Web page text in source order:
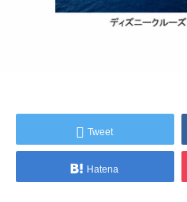
Tweet
Hatena